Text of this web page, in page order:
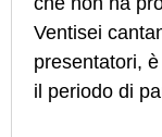
Ventisei
presentatori,
il periodo di